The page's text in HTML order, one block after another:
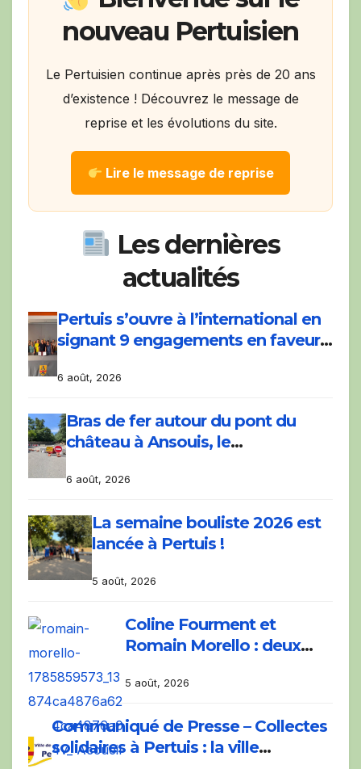
nouveau Pertuisien
Le Pertuisien continue après près de 20 ans
d’existence ! Découvrez le message de
reprise et les évolutions du site.
Lire le message de reprise
Les dernières
actualités
Pertuis s’ouvre à l’international en
signant 9 engagements en faveur
du développement du vélo avec la
COP Bike Ride.
6 août, 2026
Bras de fer autour du pont du
château à Ansouis, le
Département prend l’affaire en
main
6 août, 2026
La semaine bouliste 2026 est
lancée à Pertuis !
5 août, 2026
Coline Fourment et
Romain Morello : deux
au Big Band festival de
5 août, 2026
Communiqué de Presse – Collectes
solidaires à Pertuis : la ville